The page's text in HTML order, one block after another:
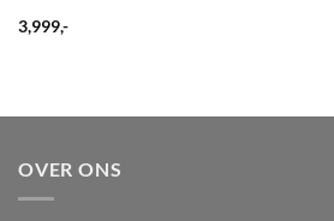
3,999,-
OVER ONS